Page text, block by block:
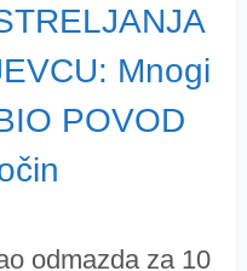
Mnogi
POVOD
odmazda za 10